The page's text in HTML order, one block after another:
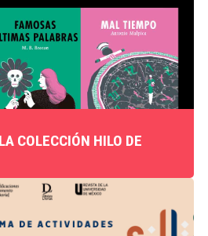
COLECCIÓN HILO DE